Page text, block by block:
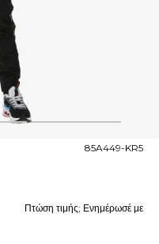
3
85A449-KR5
Πτώση τιμής; Ενημέρωσέ με